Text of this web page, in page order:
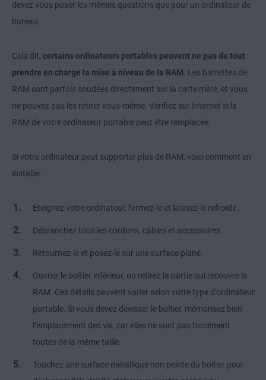
devez vous poser les mêmes questions que pour un ordinateur de
bureau.
Cela dit, certains ordinateurs portables peuvent ne pas du tout
prendre en charge la mise à niveau de la RAM . Les barrettes de
RAM sont parfois soudées directement sur la carte mère, et vous
ne pouvez pas les retirer vous-même. Vérifiez sur Internet si la
RAM de votre ordinateur portable peut être remplacée.
Si votre ordinateur peut supporter plus de RAM, voici comment en
installer :
Éteignez votre ordinateur, fermez-le et laissez-le refroidir.
Débranchez tous les cordons, câbles et accessoires.
Retournez-le et posez-le sur une surface plane.
Ouvrez le boîtier inférieur, ou retirez la partie qui recouvre la
RAM. Ces détails peuvent varier selon votre type d’ordinateur
portable. Si vous devez dévisser le boîtier, mémorisez bien
l’emplacement des vis, car elles ne sont pas forcément
toutes de la même taille.
Touchez une surface métallique non peinte du boîtier pour